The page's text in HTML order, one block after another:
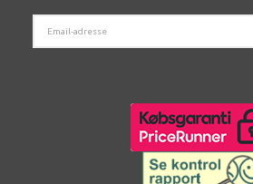
ADRESSE